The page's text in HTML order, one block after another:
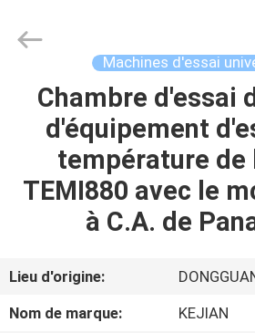
MAISON
PRODUITS
SUJET
DE
INSTRUMENT
CO.,LTD.
Machines d'essai
Chambre d'essai
d'équipement
température de
TEMI880 avec le
à C.A. de
Lieu d'origine:
Nom de marque:
KEJIAN